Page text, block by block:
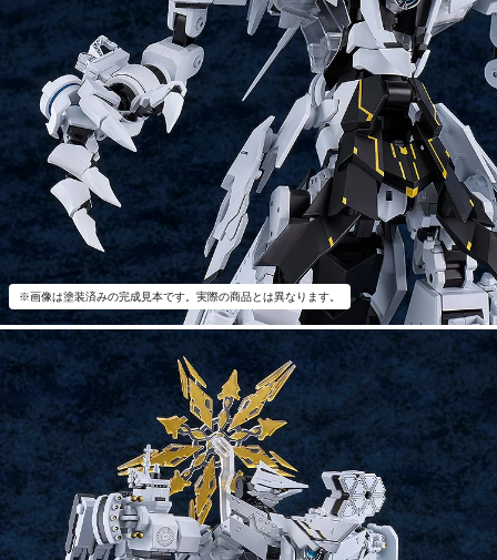
※画像は塗装済みの完成見本です。実際の商品とは異なります。